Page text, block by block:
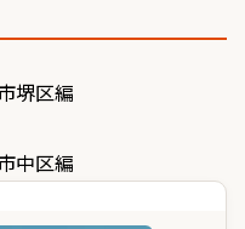
堺区編
中区編